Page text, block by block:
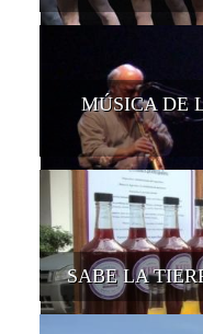
MÚSICA DE
SABE LA